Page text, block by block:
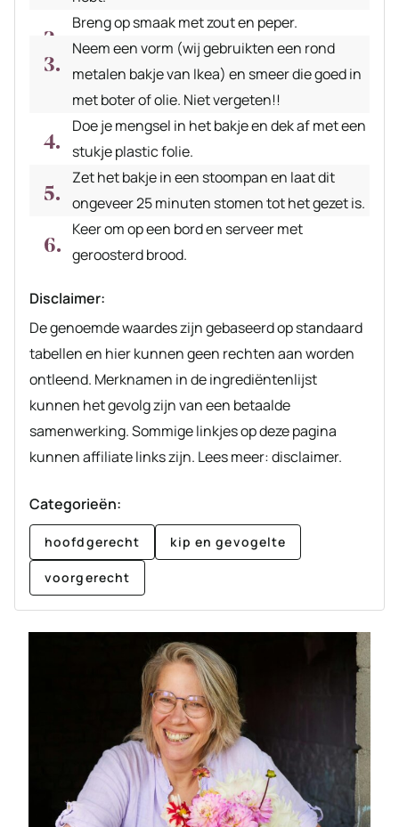
Breng op smaak met zout en peper.
Neem een vorm (wij gebruikten een rond
metalen bakje van Ikea) en smeer die goed in
met boter of olie. Niet vergeten!!
Doe je mengsel in het bakje en dek af met een
stukje plastic folie.
Zet het bakje in een stoompan en laat dit
ongeveer 25 minuten stomen tot het gezet is.
Keer om op een bord en serveer met
geroosterd brood.
Disclaimer:
De genoemde waardes zijn gebaseerd op standaard
tabellen en hier kunnen geen rechten aan worden
ontleend. Merknamen in de ingrediëntenlijst
kunnen het gevolg zijn van een betaalde
samenwerking. Sommige linkjes op deze pagina
kunnen affiliate links zijn. Lees meer: disclaimer.
Categorieën:
hoofdgerecht kip en gevogelte
voorgerecht